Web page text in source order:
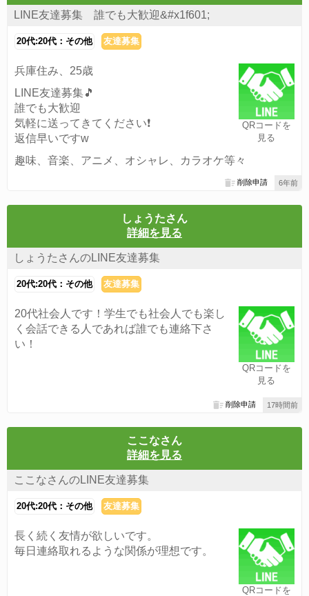
LINE友達募集 誰でも大歓迎&#x1f601;
20代:20代：その他 友達募集
QRコードを
見る
兵庫住み、25歳
LINE友達募集🎵
誰でも大歓迎
気軽に送ってきてください❗
返信早いですw
趣味、音楽、アニメ、オシャレ、カラオケ等々
6年前
削除申請
しょうたさん
詳細を見る
しょうたさんのLINE友達募集
20代:20代：その他 友達募集
QRコードを
見る
20代社会人です！学生でも社会人でも楽し
く会話できる人であれば誰でも連絡下さ
い！
17時間前
削除申請
ここなさん
詳細を見る
ここなさんのLINE友達募集
20代:20代：その他 友達募集
QRコードを
長く続く友情が欲しいです。
毎日連絡取れるような関係が理想です。